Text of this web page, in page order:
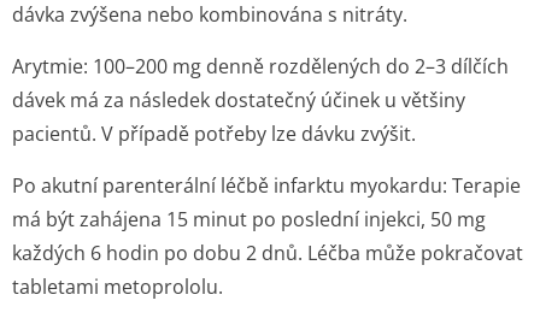
dávka zvýšena nebo kombinována s nitráty.
Arytmie: 100–200 mg denně rozdělených do 2–3 dílčích
dávek má za následek dostatečný účinek u většiny
pacientů. V případě potřeby lze dávku zvýšit.
Po akutní parenterální léčbě infarktu myokardu: Terapie
má být zahájena 15 minut po poslední injekci, 50 mg
každých 6 hodin po dobu 2 dnů. Léčba může pokračovat
tabletami metoprololu.